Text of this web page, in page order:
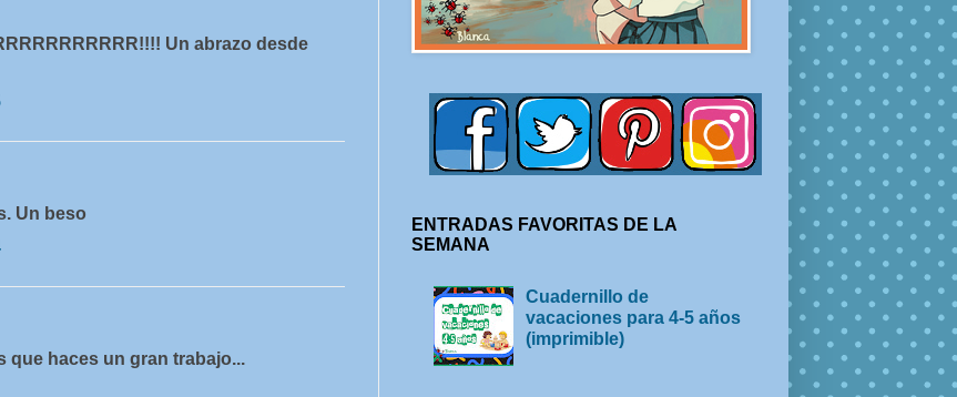
Un abrazo desde
Un beso
que haces un gran trabajo...
ENTRADAS FAVORITAS DE LA
SEMANA
Cuadernillo de
vacaciones para 4-5 años
(imprimible)